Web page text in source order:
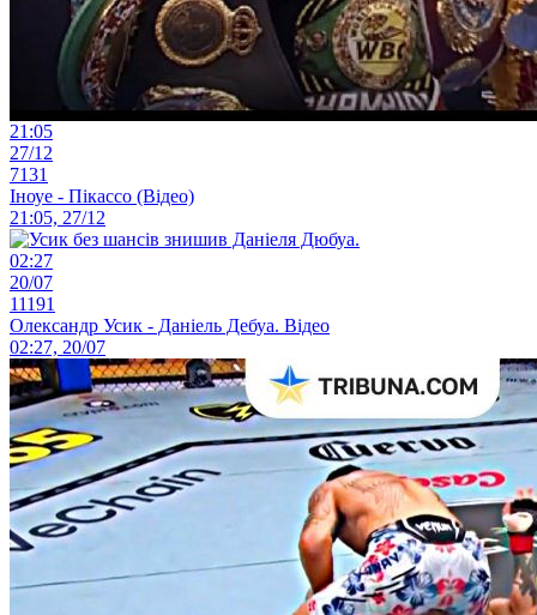
21:05
27/12
7131
Іноуе - Пікассо (Відео)
21:05, 27/12
02:27
20/07
11191
Олександр Усик - Даніель Дебуа. Відео
02:27, 20/07